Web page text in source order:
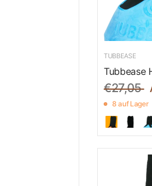
TUBBEASE
Tubbease
€27,05
8 auf Lager